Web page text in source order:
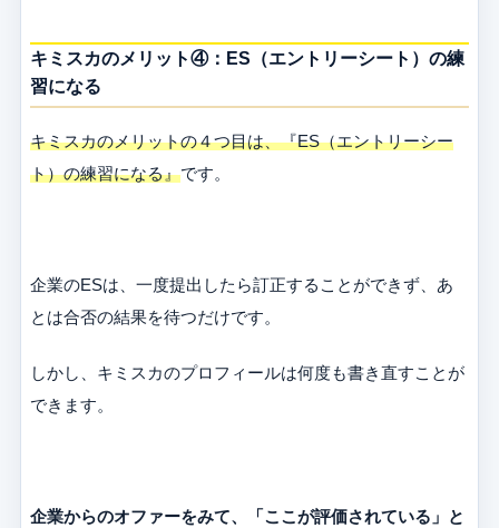
キミスカのメリット④：ES（エントリーシート）の練
習になる
キミスカのメリットの４つ目は、『ES（エントリーシー
ト）の練習になる』です。
企業のESは、一度提出したら訂正することができず、あ
とは合否の結果を待つだけです。
しかし、キミスカのプロフィールは何度も書き直すことが
できます。
企業からのオファーをみて、「ここが評価されている」と